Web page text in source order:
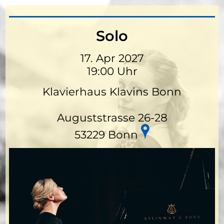
Solo
17. Apr 2027
19:00 Uhr
Klavierhaus Klavins Bonn
Auguststrasse 26-28
53229 Bonn